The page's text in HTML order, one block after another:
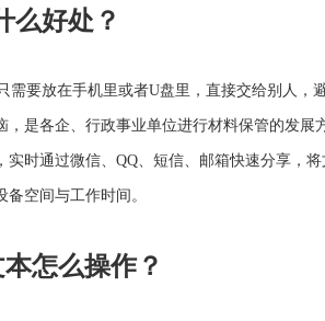
好处？
放在手机里或者U盘里，直接交给别人，避
是各企、行政事业单位进行材料保管的发展
时通过微信、QQ、短信、邮箱快速分享，
空间与工作时间。
么操作？